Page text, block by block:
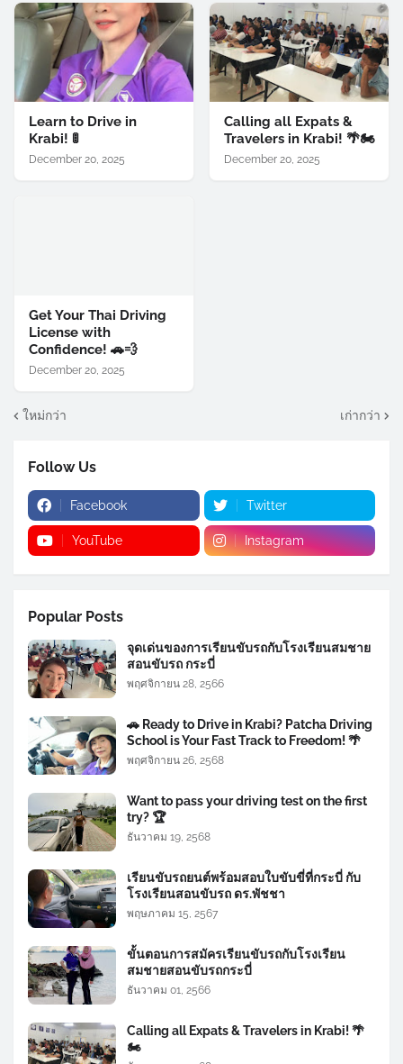
Learn to Drive in
Krabi! 🚦
December 20, 2025
Calling all Expats &
Travelers in Krabi! 🌴🏍️
December 20, 2025
Get Your Thai Driving
License with
Confidence! 🚗💨
December 20, 2025
ใหม่กว่า เก่ากว่า
Follow Us
Facebook Twitter
YouTube Instagram
Popular Posts
จุดเด่นของการเรียนขับรถกับโรงเรียนสมชาย
สอนขับรถ กระบี่
พฤศจิกายน 28, 2566
🚗 Ready to Drive in Krabi? Patcha Driving
School is Your Fast Track to Freedom! 🌴
พฤศจิกายน 26, 2568
Want to pass your driving test on the first
try? 🏆
ธันวาคม 19, 2568
เรียนขับรถยนต์พร้อมสอบใบขับขี่ที่กระบี่ กับ
โรงเรียนสอนขับรถ ดร.พัชชา
พฤษภาคม 15, 2567
ขั้นตอนการสมัครเรียนขับรถกับโรงเรียน
สมชายสอนขับรถกระบี่
ธันวาคม 01, 2566
Calling all Expats & Travelers in Krabi! 🌴
🏍️